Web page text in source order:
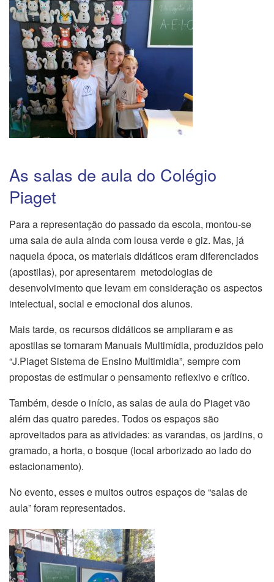
As salas de aula do Colégio
Piaget
Para a representação do passado da escola, montou-se
uma sala de aula ainda com lousa verde e giz. Mas, já
naquela época, os materiais didáticos eram diferenciados
(apostilas), por apresentarem metodologias de
desenvolvimento que levam em consideração os aspectos
intelectual, social e emocional dos alunos.
Mais tarde, os recursos didáticos se ampliaram e as
apostilas se tornaram Manuais Multimídia, produzidos pelo
“J.Piaget Sistema de Ensino Multimidia”, sempre com
propostas de estimular o pensamento reflexivo e crítico.
Também, desde o início, as salas de aula do Piaget vão
além das quatro paredes. Todos os espaços são
aproveitados para as atividades: as varandas, os jardins, o
gramado, a horta, o bosque (local arborizado ao lado do
estacionamento).
No evento, esses e muitos outros espaços de “salas de
aula” foram representados.